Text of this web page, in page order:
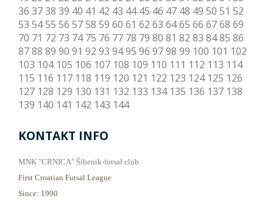
36 3738 39 40 41 42 43 44 45 46 47 48 49 50 51 52
53 5455 56 5758 59 60 61 62 63 6465 66 6768 69
70 71 72 73 74 75 76 77 78 79 80 81 82 83 8485 86
8788 89 90 91 92 93 9495 96 9798 99 100 101 102
103 104 105 106 107 108 109 110 111 112 113 114
115 116 117 118 119 120 121 122 123 124 125 126
127 128 129 130 131 132 133 134 135 136 137 138
139 140 141 142 143 144
KONTAKT INFO
MNK "CRNICA" Šibenik-futsal club
First Croatian Futsal League
Since: 1990